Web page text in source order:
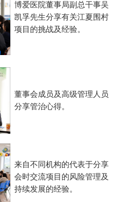
博爱医院董事局副总干事吴
凯孚先生分享有关江夏围村
项目的挑战及经验。
董事会成员及高级管理人员
分享管治心得。
来自不同机构的代表于分享
会时交流项目的风险管理及
持续发展的经验。